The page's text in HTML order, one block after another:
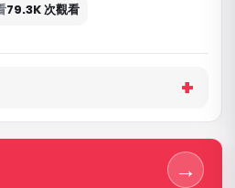
79.3K 次觀看
→